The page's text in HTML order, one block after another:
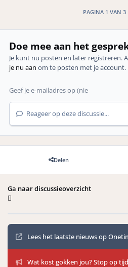
PAGINA 1 VAN 3
Doe mee aan het
Je kunt nu posten en later registreren.
je nu aan om te posten met je account.
Reageer op deze discussie...
Delen
Ga naar discussieoverzicht
Mededelingen
Lees het laatste nieuws op
Wat kost gokken jou? Stop op